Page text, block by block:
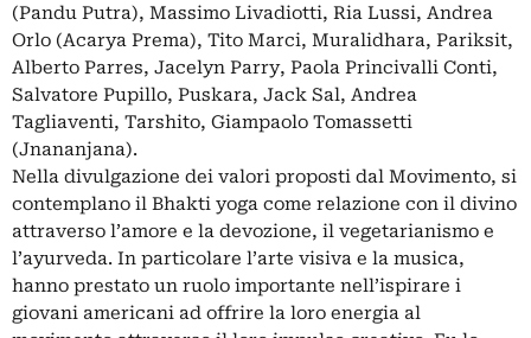
(Pandu Putra), Massimo Livadiotti, Ria Lussi, Andrea
Orlo (Acarya Prema), Tito Marci, Muralidhara, Pariksit,
Alberto Parres, Jacelyn Parry, Paola Princivalli Conti,
Salvatore Pupillo, Puskara, Jack Sal, Andrea
Tagliaventi, Tarshito, Giampaolo Tomassetti
(Jnananjana).
Nella divulgazione dei valori proposti dal Movimento, si
contemplano il Bhakti yoga come relazione con il divino
attraverso l’amore e la devozione, il vegetarianismo e
l’ayurveda. In particolare l’arte visiva e la musica,
hanno prestato un ruolo importante nell’ispirare i
giovani americani ad offrire la loro energia al